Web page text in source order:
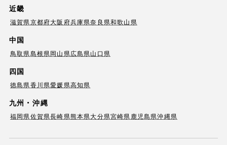
近畿
滋賀県京都府大阪府兵庫県奈良県和歌山県
中国
鳥取県島根県岡山県広島県山口県
四国
徳島県香川県愛媛県高知県
九州・沖縄
福岡県佐賀県長崎県熊本県大分県宮崎県 鹿児島県沖縄県